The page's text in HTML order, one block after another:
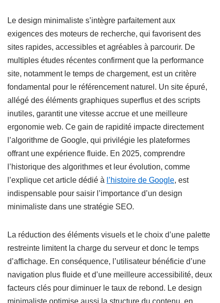
Le design minimaliste s’intègre parfaitement aux
exigences des moteurs de recherche, qui favorisent des
sites rapides, accessibles et agréables à parcourir. De
multiples études récentes confirment que la performance
site, notamment le temps de chargement, est un critère
fondamental pour le référencement naturel. Un site épuré,
allégé des éléments graphiques superflus et des scripts
inutiles, garantit une vitesse accrue et une meilleure
ergonomie web. Ce gain de rapidité impacte directement
l’algorithme de Google, qui privilégie les plateformes
offrant une expérience fluide. En 2025, comprendre
l’historique des algorithmes et leur évolution, comme
l’explique cet article dédié à l’histoire de Google, est
indispensable pour saisir l’importance d’un design
minimaliste dans une stratégie SEO.
La réduction des éléments visuels et le choix d’une palette
restreinte limitent la charge du serveur et donc le temps
d’affichage. En conséquence, l’utilisateur bénéficie d’une
navigation plus fluide et d’une meilleure accessibilité, deux
facteurs clés pour diminuer le taux de rebond. Le design
minimaliste optimise aussi la structure du contenu, en